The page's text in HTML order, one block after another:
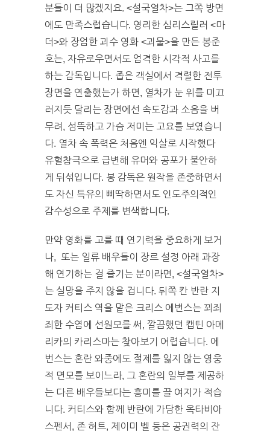
분들이 더 많겠지요. <설국열차>는 그쪽 방면
에도 만족스럽습니다. 영리한 심리스릴러 <마
더>와 장엄한 괴수 영화 <괴물>을 만든 봉준
호는, 자유로우면서도 엄격한 시각적 사고를
하는 감독입니다. 좁은 객실에서 격렬한 전투
장면을 연출했는가 하면, 열차가 눈 위를 미끄
러지듯 달리는 장면에선 속도감과 소음을 버
무려, 섬뜩하고 가슴 저미는 고요를 보였습니
다. 열차 속 폭력은 처음엔 익살로 시작했다
유혈참극으로 급변해 유머와 공포가 불안하
게 뒤섞입니다. 봉 감독은 원작을 존중하면서
도 자신 특유의 삐딱하면서도 인도주의적인
감수성으로 주제를 변색합니다.
만약 영화를 고를 때 연기력을 중요하게 보거
나, 또는 일류 배우들이 장르 설정 아래 과장
해 연기하는 걸 즐기는 분이라면, <설국열차>
는 실망을 주지 않을 겁니다. 뒤쪽 칸 반란 지
도자 커티스 역을 맡은 크리스 에번스는 꾀죄
죄한 수염에 선원모를 써, 깔끔했던 캡틴 아메
리카의 카리스마는 찾아보기 어렵습니다. 에
번스는 혼란 와중에도 절제를 잃지 않는 영웅
적 면모를 보이느라, 그 혼란의 일부를 제공하
는 다른 배우들보다는 흥미를 끌 여지가 적습
니다. 커티스와 함께 반란에 가담한 옥타비아
스펜서, 존 허트, 제이미 벨 등은 공권력의 잔